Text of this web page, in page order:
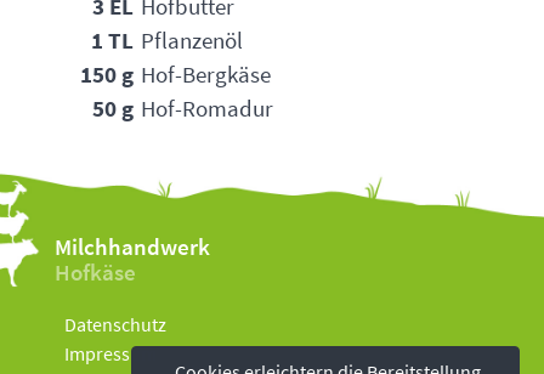
3 EL Hofbutter
1 TL Pflanzenöl
150 g Hof-Bergkäse
50 g Hof-Romadur
Milchhandwerk
Hofkäse
Datenschutz
Impressum